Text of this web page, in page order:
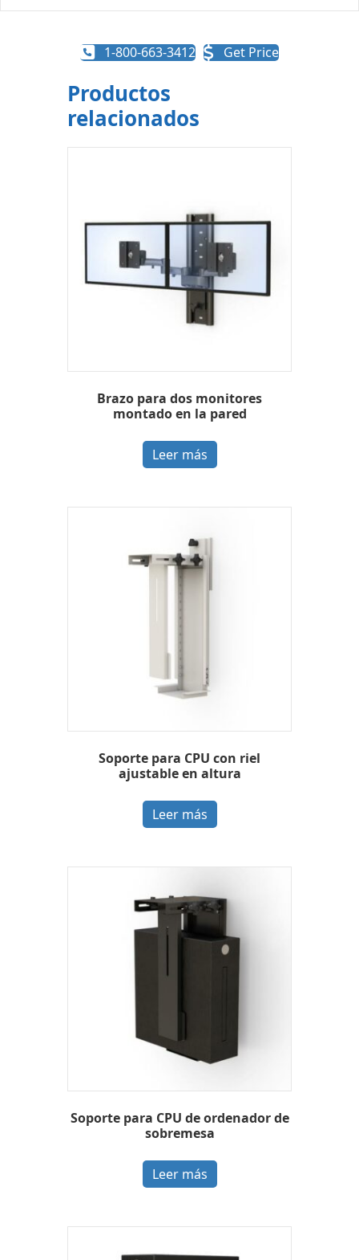
1-800-663-3412 Get Price
Productos
relacionados
Brazo para dos monitores
montado en la pared
Leer más
Soporte para CPU con riel
ajustable en altura
Leer más
Soporte para CPU de ordenador de
sobremesa
Leer más